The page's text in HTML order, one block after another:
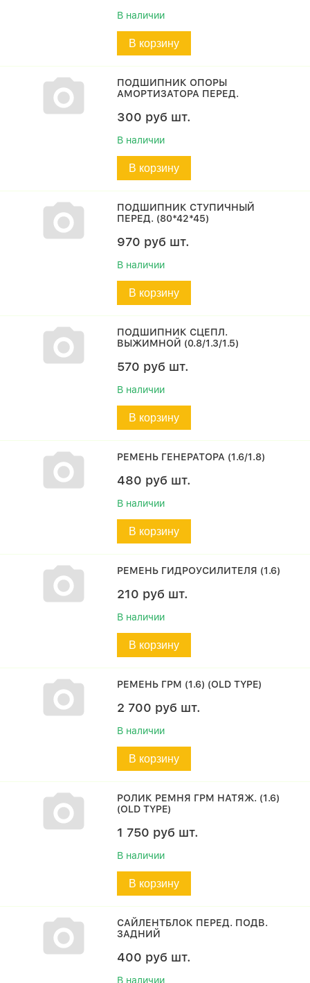
В наличии
В корзину
ПОДШИПНИК ОПОРЫ
АМОРТИЗАТОРА ПЕРЕД.
300 руб шт.
В наличии
В корзину
ПОДШИПНИК СТУПИЧНЫЙ
ПЕРЕД. (80*42*45)
970 руб шт.
В наличии
В корзину
ПОДШИПНИК СЦЕПЛ.
ВЫЖИМНОЙ (0.8/1.3/1.5)
570 руб шт.
В наличии
В корзину
РЕМЕНЬ ГЕНЕРАТОРА (1.6/1.8)
480 руб шт.
В наличии
В корзину
РЕМЕНЬ ГИДРОУСИЛИТЕЛЯ (1.6)
210 руб шт.
В наличии
В корзину
РЕМЕНЬ ГРМ (1.6) (OLD TYPE)
2 700 руб шт.
В наличии
В корзину
РОЛИК РЕМНЯ ГРМ НАТЯЖ. (1.6)
(OLD TYPE)
1 750 руб шт.
В наличии
В корзину
САЙЛЕНТБЛОК ПЕРЕД. ПОДВ.
ЗАДНИЙ
400 руб шт.
В наличии